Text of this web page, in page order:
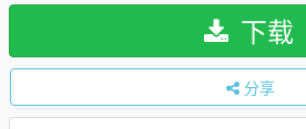
下载
分享